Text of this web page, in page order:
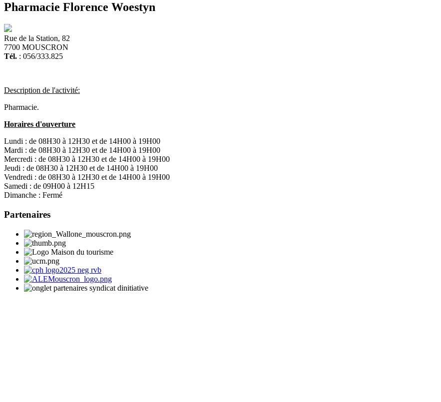
Pharmacie Florence Woestyn
Rue de la Station, 82
7700 MOUSCRON
Tél. : 056/333.825
Description de l'activité:
Pharmacie.
Horaires d'ouverture
Lundi : de 08H30 à 12H30 et de 14H00 à 19H00
Mardi : de 08H30 à 12H30 et de 14H00 à 19H00
Mercredi : de 08H30 à 12H30 et de 14H00 à 19H00
Jeudi : de 08H30 à 12H30 et de 14H00 à 19H00
Vendredi : de 08H30 à 12H30 et de 14H00 à 19H00
Samedi : de 09H00 à 12H15
Dimanche : Fermé
Partenaires